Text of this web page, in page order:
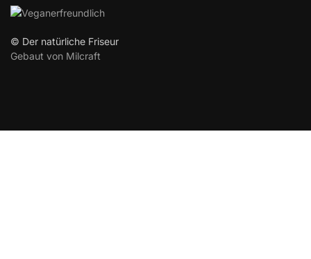
© Der natürliche Friseur
Gebaut von Milcraft